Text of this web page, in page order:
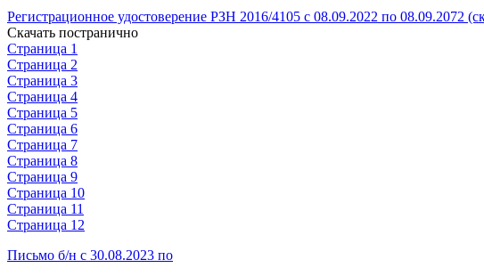
Регистрационное удостоверение РЗН 2016/4105 с 08.09.2022 по 08.09.2072
Скачать постранично
Страница 1
Страница 2
Страница 3
Страница 4
Страница 5
Страница 6
Страница 7
Страница 8
Страница 9
Страница 10
Страница 11
Страница 12
Письмо б/н с 30.08.2023 по